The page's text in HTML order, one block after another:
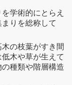
学術的にとらえ
りを総称して
の枝葉がすき間
木や草が生えて
種類や階層構造